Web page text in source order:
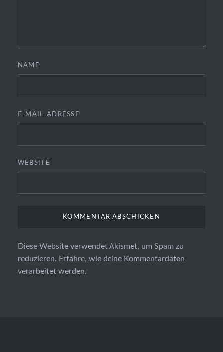
NAME
E-MAIL-ADRESSE
WEBSITE
Diese Website verwendet Akismet, um Spam zu
reduzieren. Erfahre, wie deine Kommentardaten
verarbeitet werden.